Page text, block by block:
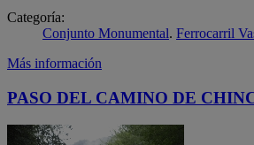
Categoría:
Conjunto Monumental. Ferrocarril
Más información
PASO DEL CAMINO DE